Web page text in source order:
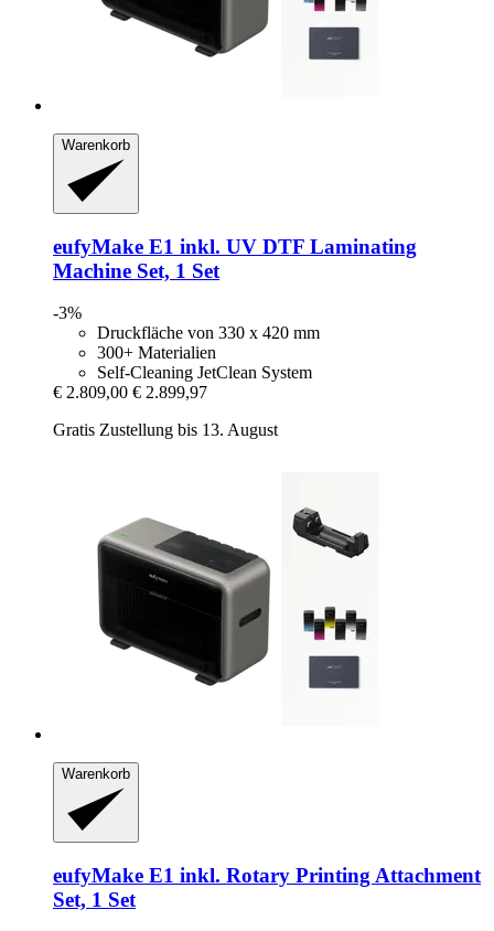
Warenkorb
eufyMake E1 inkl. UV DTF Laminating
Machine Set, 1 Set
-3%
Druckfläche von 330 x 420 mm
300+ Materialien
Self-Cleaning JetClean System
€ 2.809,00 € 2.899,97
Gratis Zustellung bis 13. August
Warenkorb
eufyMake E1 inkl. Rotary Printing Attachment
Set, 1 Set